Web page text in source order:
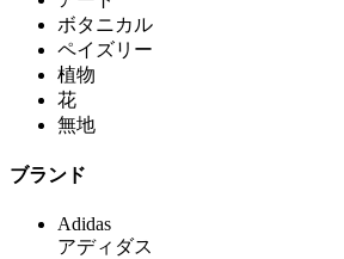
ボタニカル
ペイズリー
植物
花
無地
ブランド
Adidas
アディダス